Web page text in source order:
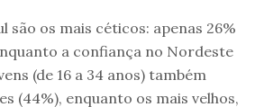
são os mais céticos: apenas 26%
a confiança no Nordeste
(de 16 a 34 anos) também
(44%), enquanto os mais velhos,